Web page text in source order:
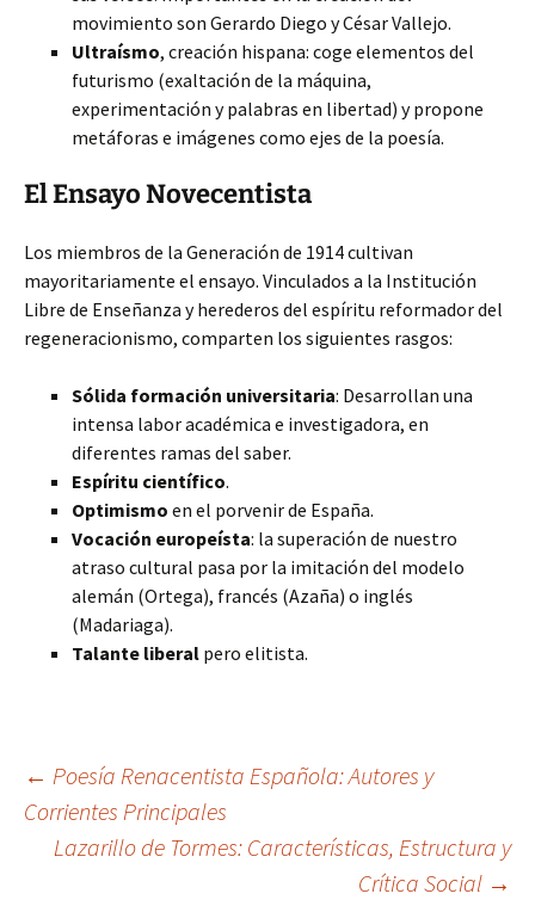
movimiento son Gerardo Diego y César Vallejo.
Ultraísmo, creación hispana: coge elementos del
futurismo (exaltación de la máquina,
experimentación y palabras en libertad) y propone
metáforas e imágenes como ejes de la poesía.
El Ensayo Novecentista
Los miembros de la Generación de 1914 cultivan
mayoritariamente el ensayo. Vinculados a la Institución
Libre de Enseñanza y herederos del espíritu reformador del
regeneracionismo, comparten los siguientes rasgos:
Sólida formación universitaria: Desarrollan una
intensa labor académica e investigadora, en
diferentes ramas del saber.
Espíritu científico.
Optimismo en el porvenir de España.
Vocación europeísta: la superación de nuestro
atraso cultural pasa por la imitación del modelo
alemán (Ortega), francés (Azaña) o inglés
(Madariaga).
Talante liberal pero elitista.
Navegación
de
← Poesía Renacentista Española: Autores y
Corrientes Principales
Lazarillo de Tormes: Características, Estructura y
Crítica Social →